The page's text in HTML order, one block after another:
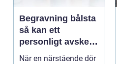
Begravning bålsta
så kan ett
personligt avsked
formas
När en närstående dör